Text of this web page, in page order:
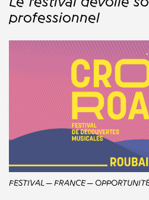
professionnel
FESTIVAL FRANCE